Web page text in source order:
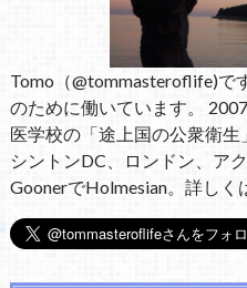
Tomo（@tommasteroflife)で
のために働いています。
医学校の「途上国の公衆衛
シントンDC、ロンドン、ア
GoonerでHolmesian。詳しく